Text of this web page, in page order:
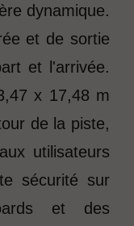
dynamique.
et de sortie
et l'arrivée.
x 17,48 m
de la piste,
utilisateurs
sécurité sur
et des